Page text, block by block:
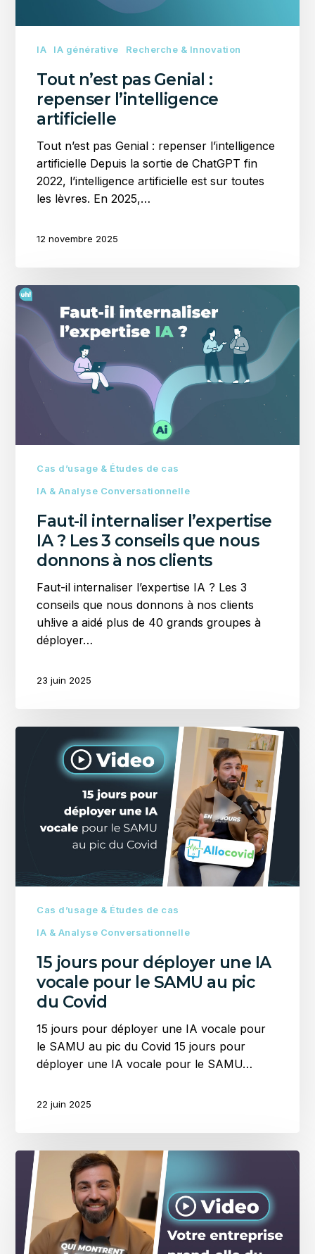
IA IA générative Recherche & Innovation
Tout n’est pas Genial :
repenser l’intelligence
artificielle
Tout n’est pas Genial : repenser l’intelligence
artificielle Depuis la sortie de ChatGPT fin
2022, l’intelligence artificielle est sur toutes
les lèvres. En 2025,…
12 novembre 2025
Faut-
il
internaliser
l’expertise
conseils
nous
donnons
clients
Cas d’usage & Études de cas
IA & Analyse Conversationnelle
Faut-il internaliser l’expertise
IA ? Les 3 conseils que nous
donnons à nos clients
Faut-il internaliser l’expertise IA ? Les 3
conseils que nous donnons à nos clients
uh!ive a aidé plus de 40 grands groupes à
déployer…
23 juin 2025
Covid
Cas d’usage & Études de cas
IA & Analyse Conversationnelle
15 jours pour déployer une IA
vocale pour le SAMU au pic
du Covid
15 jours pour déployer une IA vocale pour
le SAMU au pic du Covid 15 jours pour
déployer une IA vocale pour le SAMU…
22 juin 2025
Votre
entreprise
prend-
elle
du
retard